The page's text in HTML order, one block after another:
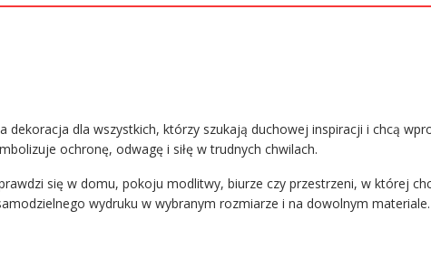
dekoracja dla wszystkich, którzy szukają duchowej inspiracji i chcą
ochronę, odwagę i siłę w trudnych chwilach.
się w domu, pokoju modlitwy, biurze czy przestrzeni, w której
wydruku w wybranym rozmiarze i na dowolnym materiale.